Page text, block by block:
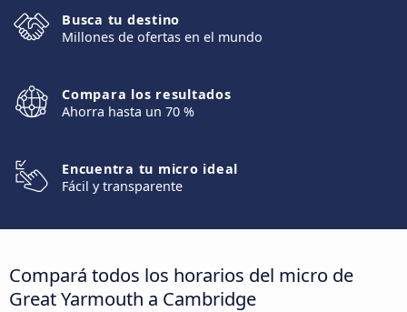
Busca tu destino
Millones de ofertas en el mundo
Compara los resultados
Ahorra hasta un 70 %
Encuentra tu micro ideal
Fácil y transparente
Compará todos los horarios del micro de
Great Yarmouth a Cambridge